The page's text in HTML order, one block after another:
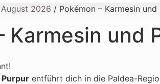
August 2026 / Pokémon – Karmesin und
Karmesin und
Purpur entführt dich in die Paldea-